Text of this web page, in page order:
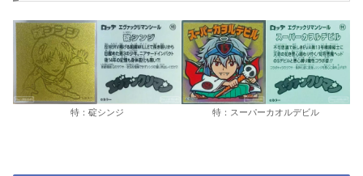
特：碇シンジ 特：スーパーカオルデビル